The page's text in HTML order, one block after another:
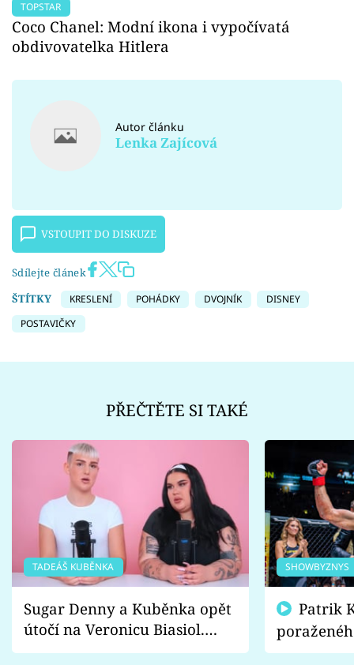
TOPSTAR
Coco Chanel: Modní ikona i vypočívatá
obdivovatelka Hitlera
Autor článku
Lenka Zajícová
VSTOUPIT DO DISKUZE
Sdílejte článek
ŠTÍTKY
KRESLENÍ POHÁDKY DVOJNÍK
DISNEY
POSTAVIČKY
PŘEČTĚTE SI TAKÉ
TADEÁŠ KUBĚNKA
Sugar Denny a Kuběnka opět
útočí na Veronicu Biasiol.
Proč je podle nich falešná a
SHOWBYZNYS
fanoušci